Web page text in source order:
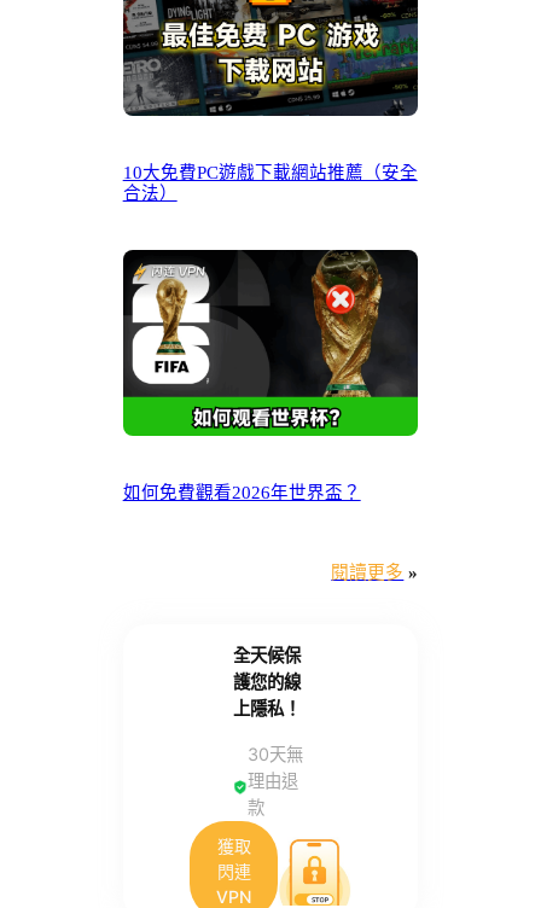
10大免費PC遊戲下載網站推薦（安全
合法）
如何免費觀看2026年世界盃？
閱讀更多 »
全天候保
護您的線
上隱私！
30天無
理由退
款
獲取
閃連
VPN